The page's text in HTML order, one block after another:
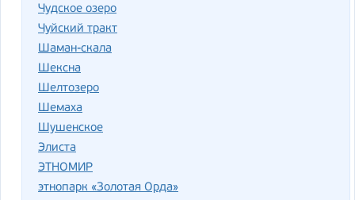
Чудское озеро
Чуйский тракт
Шаман-скала
Шексна
Шелтозеро
Шемаха
Шушенское
Элиста
ЭТНОМИР
этнопарк «Золотая Орда»